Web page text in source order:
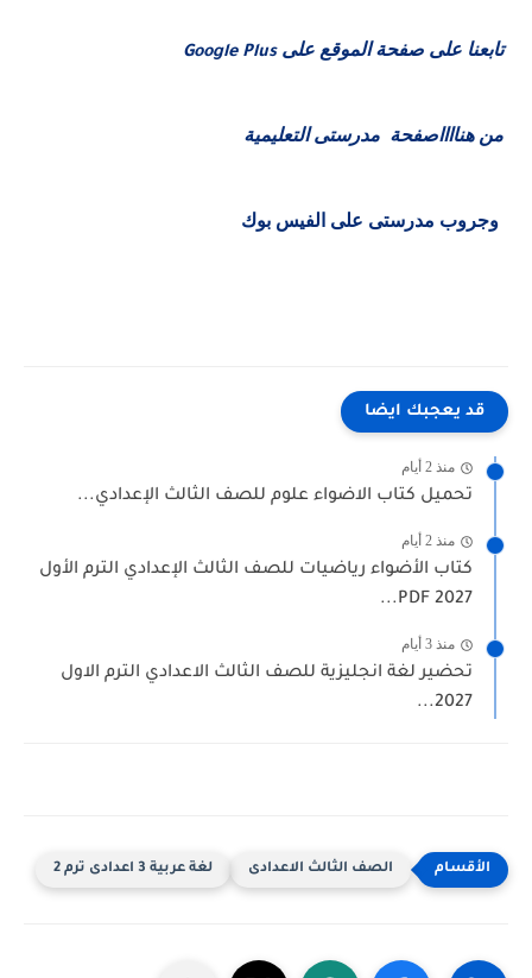
تابعنا على صفحة الموقع علىGoogle Plus
من هنااااصفحة مدرستى التعليمية
وجروب مدرستى على الفيس بوك
قد يعجبك ايضا
منذ 2 أيام
تحميل كتاب الاضواء علوم للصف الثالث الإعدادي...
منذ 2 أيام
كتاب الأضواء رياضيات للصف الثالث الإعدادي الترم الأول
2027 PDF...
منذ 3 أيام
تحضير لغة انجليزية للصف الثالث الاعدادي الترم الاول
2027...
الصف الثالث الاعدادى لغة عربية 3 اعدادى ترم 2